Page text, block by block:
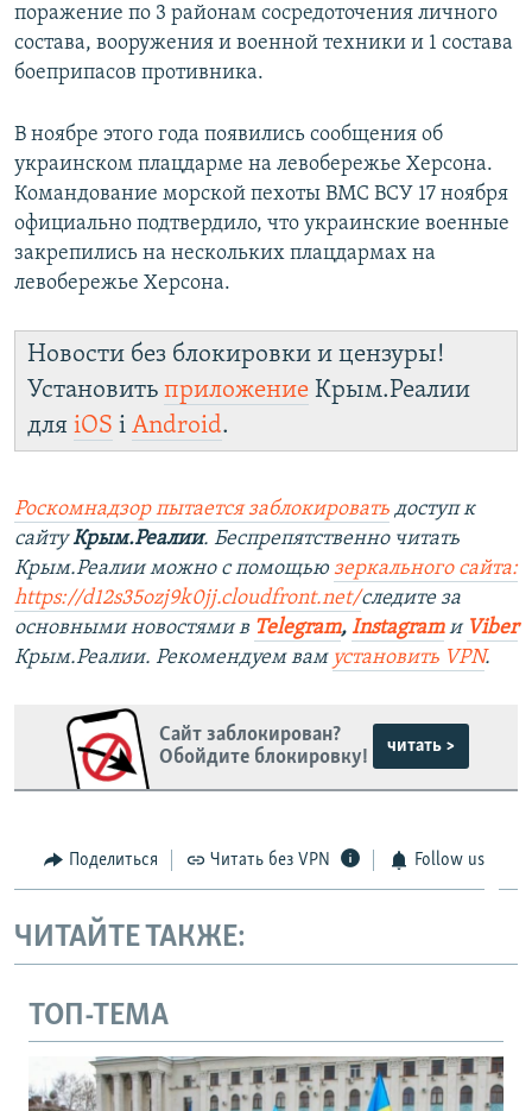
поражение по 3 районам сосредоточения личного
состава, вооружения и военной техники и 1 состава
боеприпасов противника.
В ноябре этого года появились сообщения об
украинском плацдарме на левобережье Херсона.
Командование морской пехоты ВМС ВСУ 17 ноября
официально подтвердило, что украинские военные
закрепились на нескольких плацдармах на
левобережье Херсона.
Новости без блокировки и цензуры!
Установить приложение Крым.Реалии
для iOS і Android.
Роскомнадзор пытается заблокировать доступ к
сайтуКрым.Реалии. Беспрепятственно читать
Крым.Реалии можно с помощью зеркального сайта:
https://d12s35ozj9k0jj.cloudfront.net/следите за
основными новостями в Telegram, Instagram и Viber
Крым.Реалии. Рекомендуем вам установить VPN.
Сайт заблокирован?
Обойдите блокировку!
читать >
Поделиться Читать без VPN Follow us
ЧИТАЙТЕ ТАКЖЕ:
ТОП-ТЕМА